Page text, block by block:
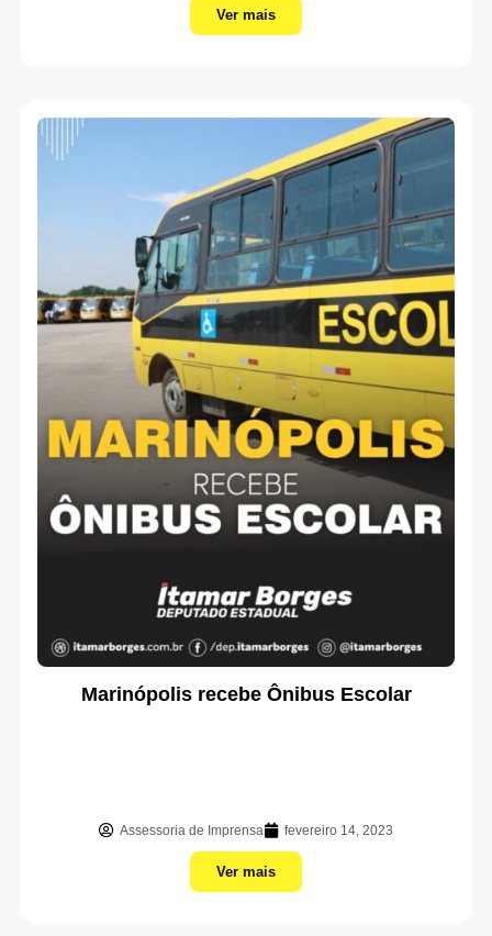
Ver mais
Marinópolis recebe Ônibus Escolar
Assessoria de Imprensa fevereiro 14, 2023
Ver mais